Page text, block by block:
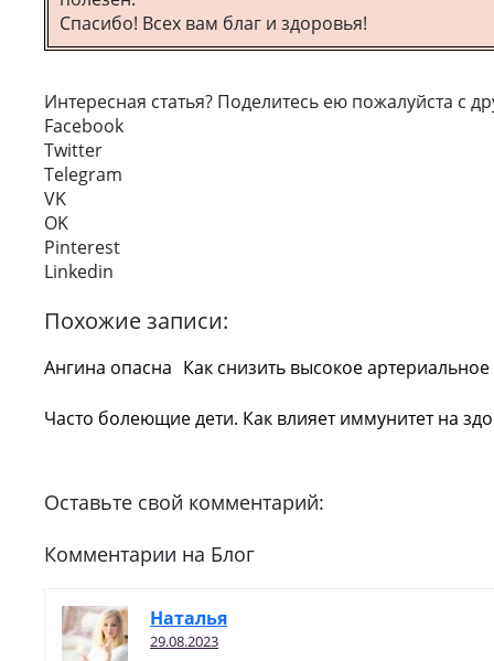
Спасибо! Всех вам благ и здоровья!
Интересная статья? Поделитесь ею пожалуйста с
Facebook
Twitter
Telegram
VK
OK
Pinterest
Linkedin
Похожие записи:
Ангина опасна Как снизить высокое
Часто болеющие дети. Как влияет иммунитет на
Оставьте свой комментарий:
Комментарии на Блог
Наталья
29.08.2023